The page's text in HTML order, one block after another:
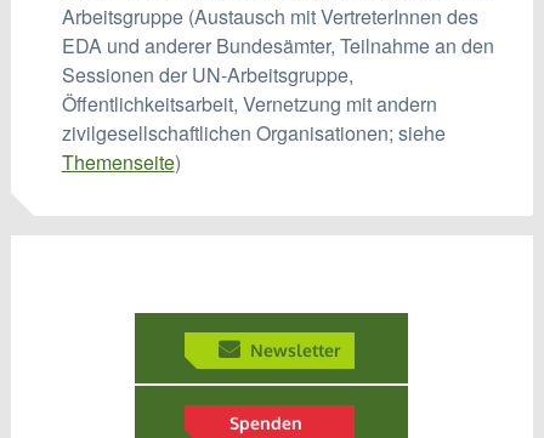
Arbeitsgruppe (Austausch mit VertreterInnen des
EDA und anderer Bundesämter, Teilnahme an den
Sessionen der UN-Arbeitsgruppe,
Öffentlichkeitsarbeit, Vernetzung mit andern
zivilgesellschaftlichen Organisationen; siehe
Themenseite)
Newsletter
Spenden